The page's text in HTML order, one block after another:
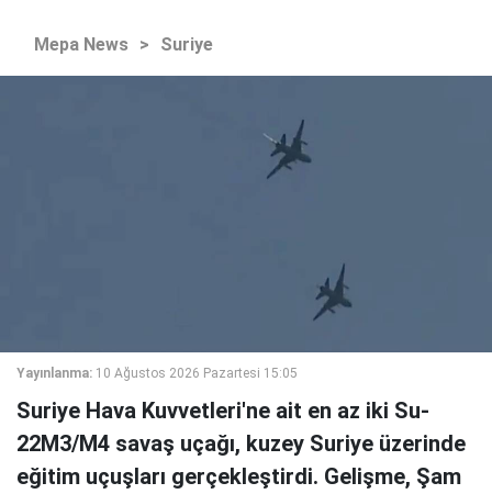
Mepa News > Suriye
Yayınlanma: 10 Ağustos 2026 Pazartesi 15:05
Suriye Hava Kuvvetleri'ne ait en az iki Su-
22M3/M4 savaş uçağı, kuzey Suriye üzerinde
eğitim uçuşları gerçekleştirdi. Gelişme, Şam